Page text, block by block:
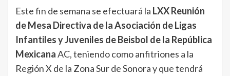
Este fin de semana se efectuará la LXX Reunión
de Mesa Directiva de la Asociación de Ligas
Infantiles y Juveniles de Beisbol de la República
MexicanaAC, teniendo como anfitriones a la
Región X de la Zona Sur de Sonora y que tendrá